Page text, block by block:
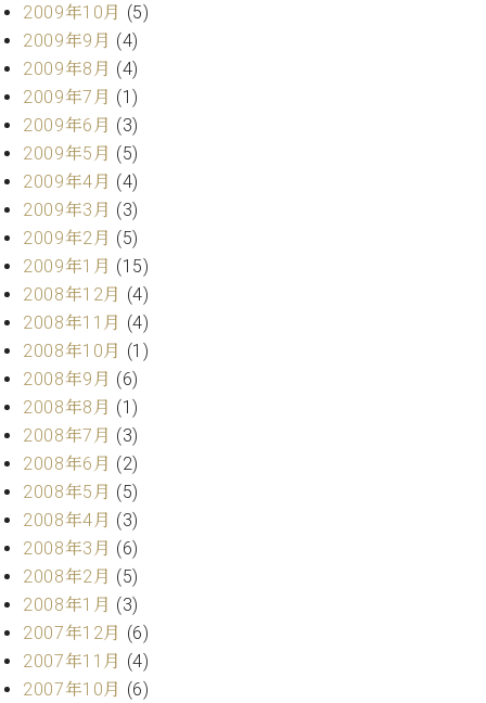
2009年10月 (5)
2009年9月 (4)
2009年8月 (4)
2009年7月 (1)
2009年6月 (3)
2009年5月 (5)
2009年4月 (4)
2009年3月 (3)
2009年2月 (5)
2009年1月 (15)
2008年12月 (4)
2008年11月 (4)
2008年10月 (1)
2008年9月 (6)
2008年8月 (1)
2008年7月 (3)
2008年6月 (2)
2008年5月 (5)
2008年4月 (3)
2008年3月 (6)
2008年2月 (5)
2008年1月 (3)
2007年12月 (6)
2007年11月 (4)
2007年10月 (6)